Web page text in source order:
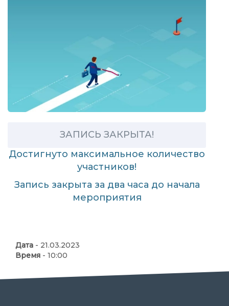
ЗАПИСЬ ЗАКРЫТА!
Достигнуто максимальное количество
участников!
Запись закрыта за два часа до начала
мероприятия
Дата - 21.03.2023
Время - 10:00